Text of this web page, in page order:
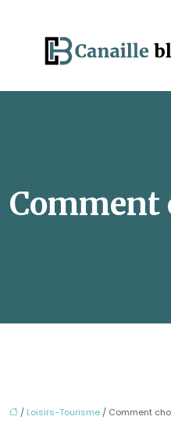
Comment
/ Loisirs-Tourisme / Comment